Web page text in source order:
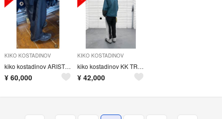
KIKO KOSTADINOV
kiko kostadinov ARISTIDES WIDE TROUSERS
¥ 60,000
KIKO KOSTADINOV
kiko kostadinov KK TROUSER 04 46
¥ 42,000